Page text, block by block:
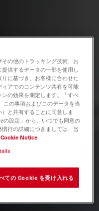
の他のトラッキング技術、お
供するデータの一部を使用し
に基づき、お客様に合わせた
アでのコンテンツ共有を可能
の効果を測定します。「すべ
の事項およびこのデータを当
と共有することに同意しま
の設定」から、いつでも同意の
行の詳細につきましては、当
Cookie Notice
ての Cookie を受け入れる